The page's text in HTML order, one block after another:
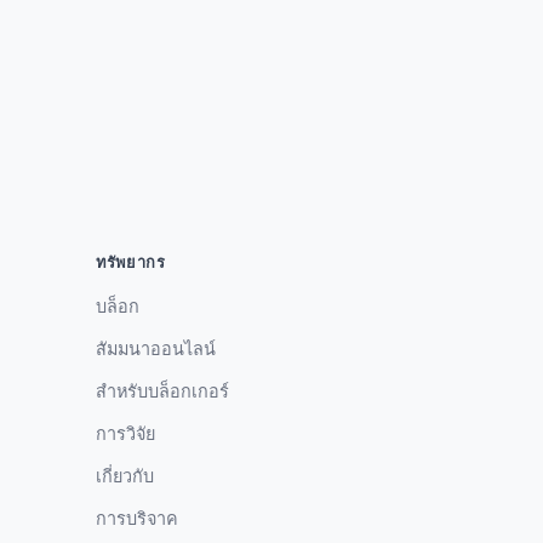
ทรัพยากร
บล็อก
สัมมนาออนไลน์
สำหรับบล็อกเกอร์
การวิจัย
เกี่ยวกับ
การบริจาค